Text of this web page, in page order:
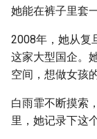
她能在裤子里套
2008年，她从复
这家大型国企。
空间，想做女孩
白雨霏不断摸索
里，她记录下这